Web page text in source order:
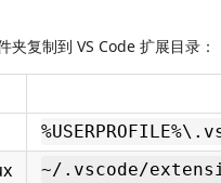
夹复制到 VS Code 扩展目录：
~/.vscode/